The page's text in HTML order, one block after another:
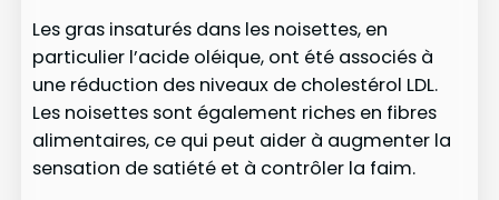
Les gras insaturés dans les noisettes, en
particulier l’acide oléique, ont été associés à
une réduction des niveaux de cholestérol LDL.
Les noisettes sont également riches en fibres
alimentaires, ce qui peut aider à augmenter la
sensation de satiété et à contrôler la faim.